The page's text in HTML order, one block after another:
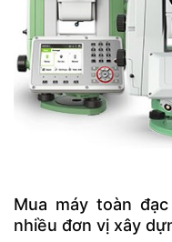
Mua máy toàn
nhiều đơn vị xây